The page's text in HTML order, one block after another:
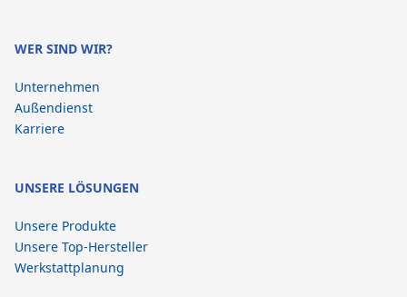
WER SIND WIR?
Unternehmen
Außendienst
Karriere
UNSERE LÖSUNGEN
Unsere Produkte
Unsere Top-Hersteller
Werkstattplanung